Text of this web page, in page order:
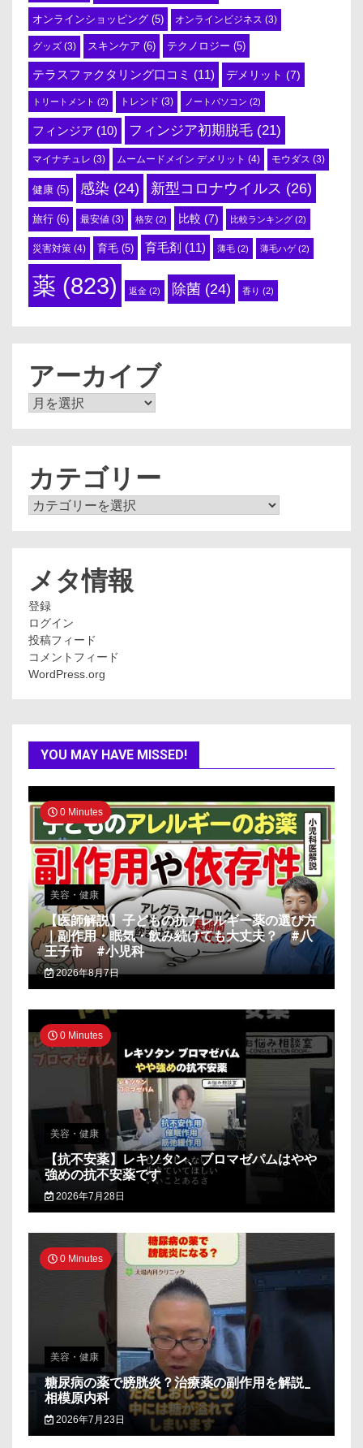
オンラインショッピング (5) オンラインビジネス (3)
グッズ (3) スキンケア (6) テクノロジー (5)
テラスファクタリング口コミ (11) デメリット (7)
トリートメント (2) トレンド (3) ノートパソコン (2)
フィンジア (10) フィンジア初期脱毛 (21)
マイナチュレ (3) ムームードメイン デメリット (4) モウダス (3)
健康 (5) 感染 (24) 新型コロナウイルス (26)
旅行 (6) 最安値 (3) 格安 (2) 比較 (7) 比較ランキング (2)
災害対策 (4) 育毛 (5) 育毛剤 (11) 薄毛 (2) 薄毛ハゲ(2)
薬 (823) 返金 (2) 除菌 (24) 香り (2)
アーカイブ
ア
カテゴリー
カ
メタ情報
登録
ログイン
投稿フィード
コメントフィード
WordPress.org
YOU MAY HAVE MISSED!
0 Minutes
美容・健康
【医師解説】子どもの抗アレルギー薬の選び方
｜副作用・眠気・飲み続けても大丈夫？ #八
王子市 #小児科
2026年8月7日
0 Minutes
美容・健康
【抗不安薬】レキソタン、ブロマゼパムはやや
強めの抗不安薬です
2026年7月28日
0 Minutes
美容・健康
糖尿病の薬で膀胱炎？治療薬の副作用を解説_
相模原内科
2026年7月23日